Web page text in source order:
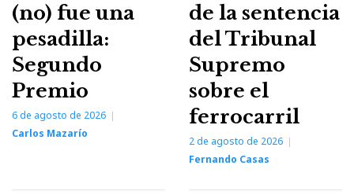
(no) fue una
pesadilla:
Segundo
Premio
6 de agosto de 2026
Carlos Mazarío
de la sentencia
del Tribunal
Supremo
sobre el
ferrocarril
2 de agosto de 2026
Fernando Casas